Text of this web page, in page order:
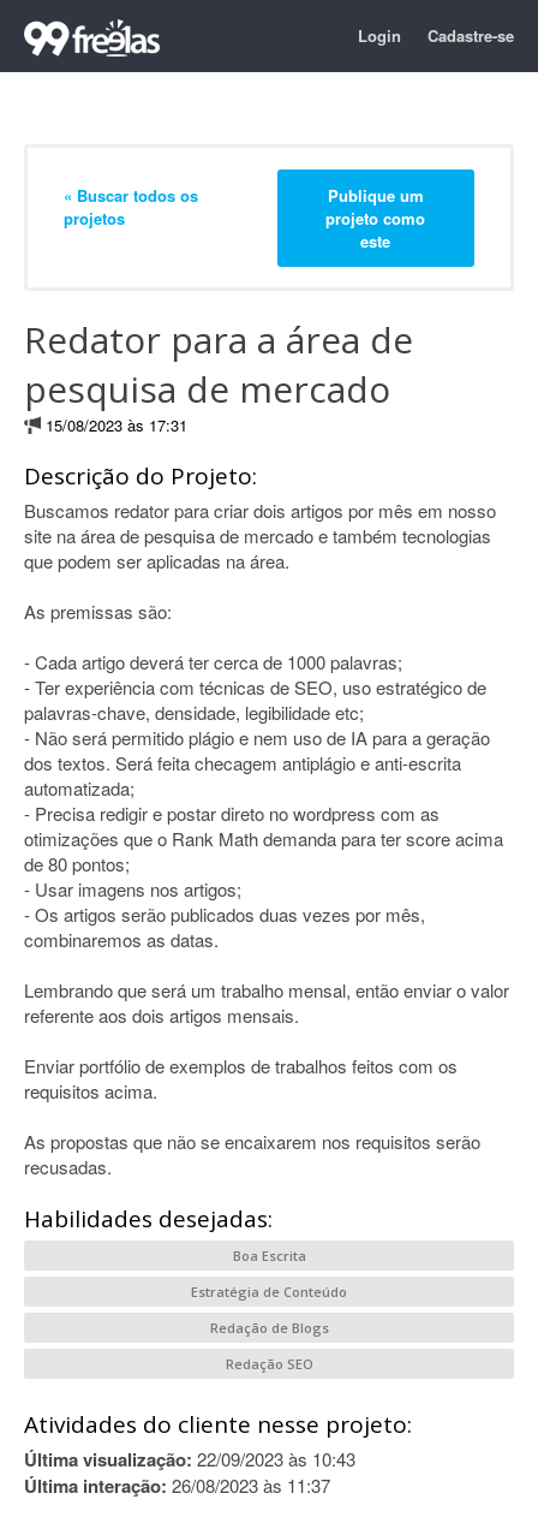
Login Cadastre-se
« Buscar todos os
projetos
Publique um
projeto como
este
Redator para a área de
pesquisa de mercado
15/08/2023 às 17:31
Descrição do Projeto:
Buscamos redator para criar dois artigos por mês em nosso
site na área de pesquisa de mercado e também tecnologias
que podem ser aplicadas na área.
As premissas são:
- Cada artigo deverá ter cerca de 1000 palavras;
- Ter experiência com técnicas de SEO, uso estratégico de
palavras-chave, densidade, legibilidade etc;
- Não será permitido plágio e nem uso de IA para a geração
dos textos. Será feita checagem antiplágio e anti-escrita
automatizada;
- Precisa redigir e postar direto no wordpress com as
otimizações que o Rank Math demanda para ter score acima
de 80 pontos;
- Usar imagens nos artigos;
- Os artigos serão publicados duas vezes por mês,
combinaremos as datas.
Lembrando que será um trabalho mensal, então enviar o valor
referente aos dois artigos mensais.
Enviar portfólio de exemplos de trabalhos feitos com os
requisitos acima.
As propostas que não se encaixarem nos requisitos serão
recusadas.
Habilidades desejadas:
Boa Escrita
Estratégia de Conteúdo
Redação de Blogs
Redação SEO
Atividades do cliente nesse projeto:
Última visualização: 22/09/2023 às 10:43
Última interação: 26/08/2023 às 11:37